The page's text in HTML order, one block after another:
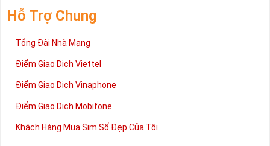
Hỗ Trợ Chung
Tổng Đài Nhà Mạng
Điểm Giao Dịch Viettel
Điểm Giao Dịch Vinaphone
Điểm Giao Dịch Mobifone
Khách Hàng Mua Sim Số Đẹp Của Tôi